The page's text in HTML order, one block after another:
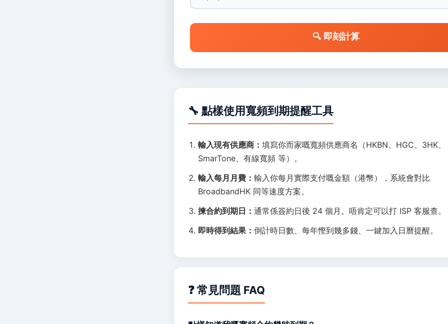
🔍 即刻計算
🔧 點樣使用寬頻到期提醒工具
輸入現有供應商： 填寫你而家嘅寬頻供應商名（HKBN、HGC、3HK、
SmarTone、有線寬頻 等）。
輸入每月月費： 輸入你每月實際支付嘅金額（港幣），系統會對比
BroadbandHK 同等速度方案。
揀合約到期日： 通常係簽約日後 24 個月。唔肯定可以打 ISP 客服查。
即時得到結果： 倒計時日數、每年慳到幾多錢、一鍵加入日曆提醒。
❓ 常見問題 FAQ